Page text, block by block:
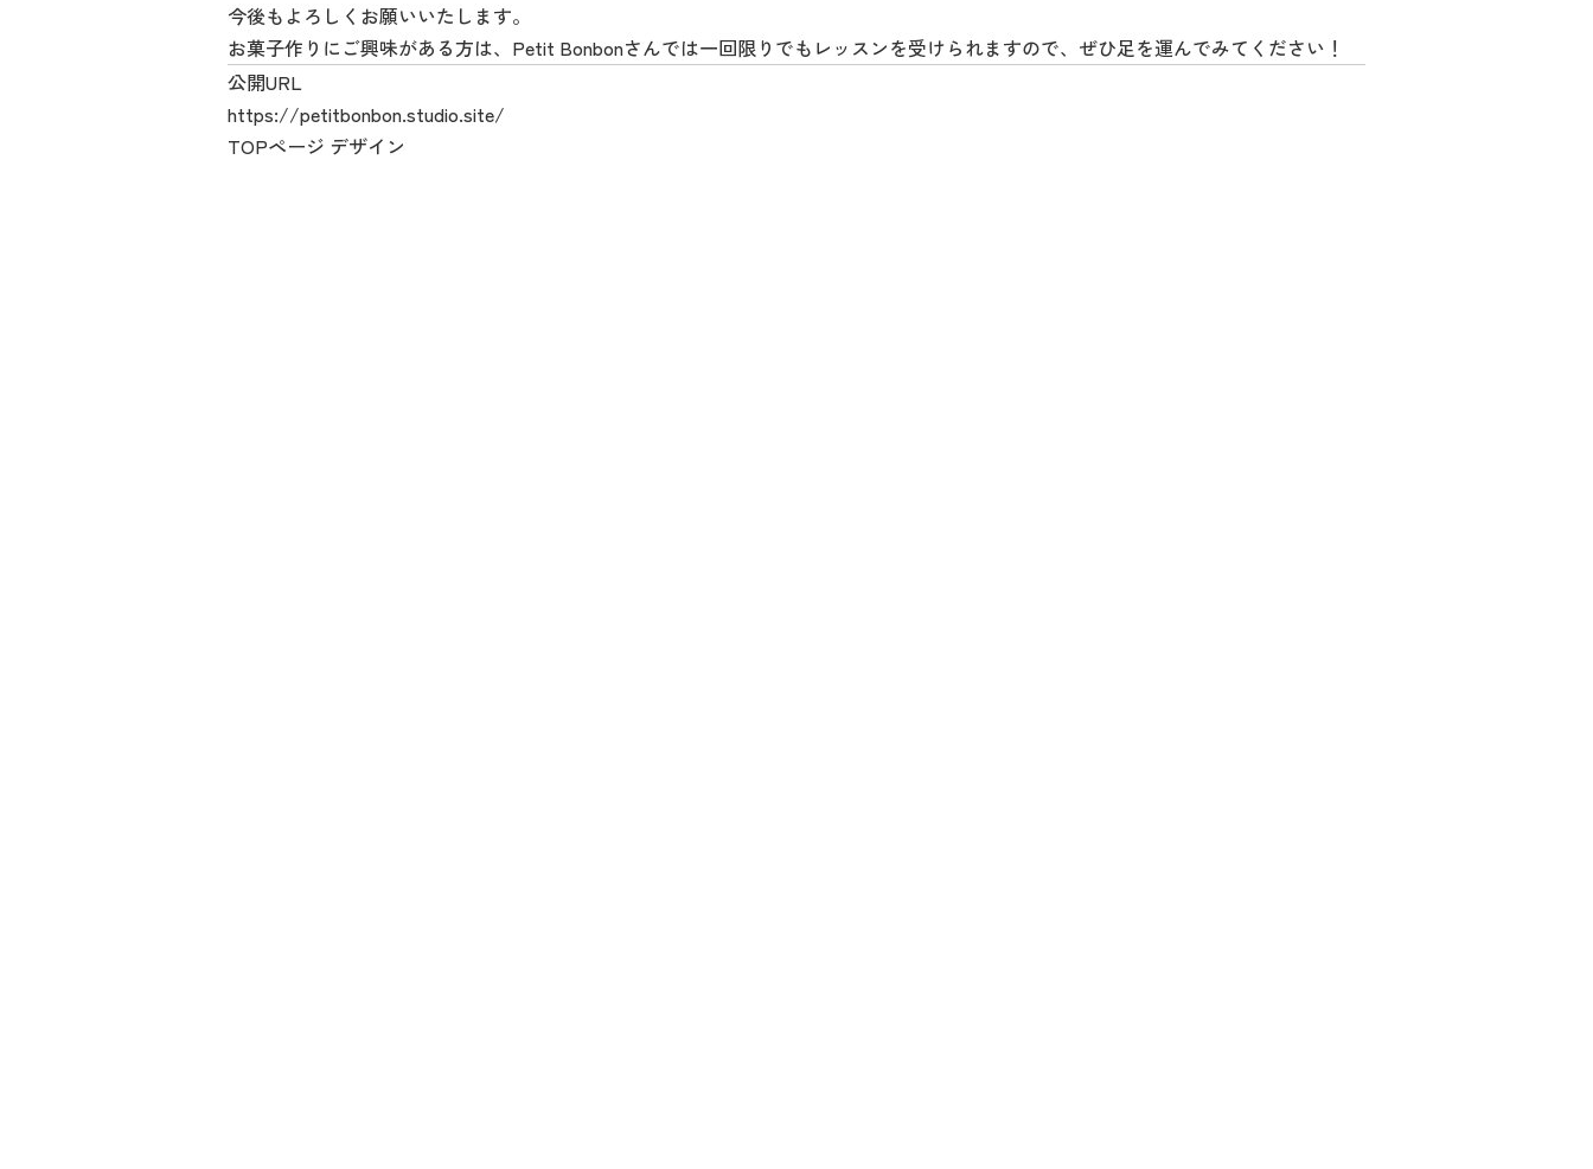
今後もよろしくお願いいたします。
お菓子作りにご興味がある方は、Petit Bonbonさんでは一回限りでもレッスンを受けられますので、ぜひ足を運んでみてください！
公開URL
https://petitbonbon.studio.site/
TOPページ デザイン